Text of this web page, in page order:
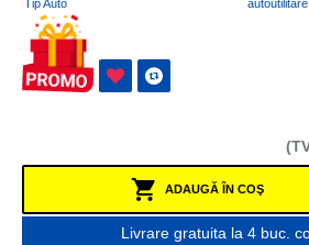
Tip Auto
autoutilitare
ADAUGĂ ÎN COŞ
Livrare gratuita la 4 buc.